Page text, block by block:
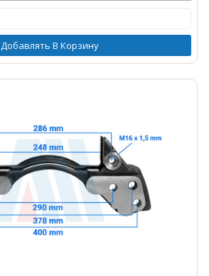
Добавлять В Корзину